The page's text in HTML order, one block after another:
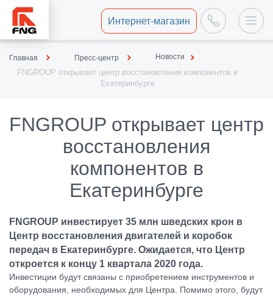
Интернет-магазин
Главная Пресс-центр Новости
FNGROUP открывает центр восстановления компонентов в
Екатеринбурге
FNGROUP открывает центр
восстановления
компонентов в
Екатеринбурге
FNGROUP инвестирует 35 млн шведских крон в
Центр восстановления двигателей и коробок
передач в Екатеринбурге. Ожидается, что Центр
откроется к концу 1 квартала 2020 года.
Инвестиции будут связаны с приобретением инструментов и
оборудования, необходимых для Центра. Помимо этого, будут